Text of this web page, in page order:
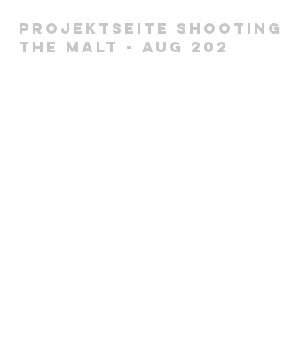
Projektseite Shooting
The Malt - Aug 202